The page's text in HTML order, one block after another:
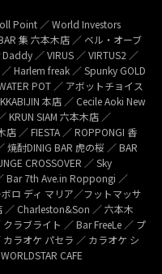
Point ／ World Investors
集 六本木店 ／ ベル・オーブ
／ VIRUS ／ VIRTUS2 ／
Harlem freak ／ Spunky GOLD
POT ／ アボットチョイス
本店 ／ Cecile Aoki New
KRUN SIAM 六本木店 ／
／ FIESTA ／ ROPPONGI 香
焼酎DINIG BAR 虎の桜 ／ BAR
CROSSOVER ／ Sky
Bar 7th Ave.in Roppongi ／
ロ ディ マリア／フットマッサ
／ Charleston&Son ／ 六本木
クラブライト ／ Bar FreeLe ／ プ
カラオケ パセラ ／ カラオケ シ
CAFE